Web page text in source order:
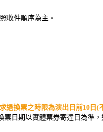
收件順序為主。
退換票之時限為演出日前10日
票日期以實體票券寄達日為準